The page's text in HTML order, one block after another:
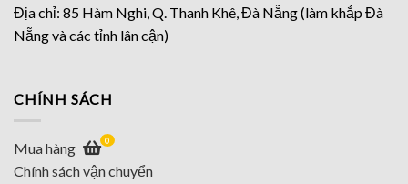
Địa chỉ: 85 Hàm Nghi, Q. Thanh Khê, Đà Nẵng (làm khắp Đà
Nẵng và các tỉnh lân cận)
CHÍNH SÁCH
Mua hàng 0
Chính sách vận chuyển